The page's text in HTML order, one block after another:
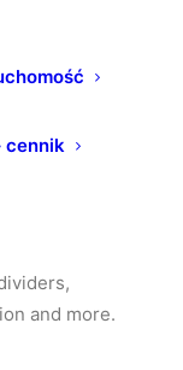
cennik
vision, add
and more.